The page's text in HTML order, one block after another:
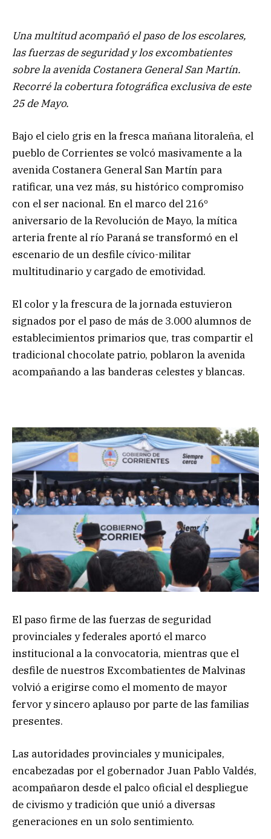
Una multitud acompañó el paso de los escolares,
las fuerzas de seguridad y los excombatientes
sobre la avenida Costanera General San Martín.
Recorré la cobertura fotográfica exclusiva de este
25 de Mayo.
Bajo el cielo gris en la fresca mañana litoraleña, el
pueblo de Corrientes se volcó masivamente a la
avenida Costanera General San Martín para
ratificar, una vez más, su histórico compromiso
con el ser nacional. En el marco del 216º
aniversario de la Revolución de Mayo, la mítica
arteria frente al río Paraná se transformó en el
escenario de un desfile cívico-militar
multitudinario y cargado de emotividad.
El color y la frescura de la jornada estuvieron
signados por el paso de más de 3.000 alumnos de
establecimientos primarios que, tras compartir el
tradicional chocolate patrio, poblaron la avenida
acompañando a las banderas celestes y blancas.
El paso firme de las fuerzas de seguridad
provinciales y federales aportó el marco
institucional a la convocatoria, mientras que el
desfile de nuestros Excombatientes de Malvinas
volvió a erigirse como el momento de mayor
fervor y sincero aplauso por parte de las familias
presentes.
Las autoridades provinciales y municipales,
encabezadas por el gobernador Juan Pablo Valdés,
acompañaron desde el palco oficial el despliegue
de civismo y tradición que unió a diversas
generaciones en un solo sentimiento.